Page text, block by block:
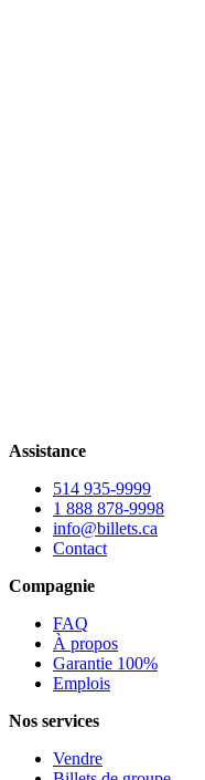
Assistance
514 935-9999
1 888 878-9998
info@billets.ca
Contact
Compagnie
FAQ
À propos
Garantie 100%
Emplois
Nos services
Vendre